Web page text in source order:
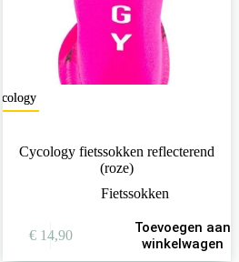
Cycology fietssokken reflecterend
(roze)
Fietssokken
€14,90
Toevoegen aan
winkelwagen